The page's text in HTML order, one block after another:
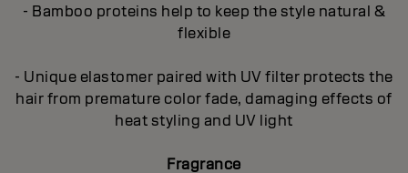
- Bamboo proteins help to keep the style natural &
flexible
- Unique elastomer paired with UV filter protects the
hair from premature color fade, damaging effects of
heat styling and UV light
Fragrance